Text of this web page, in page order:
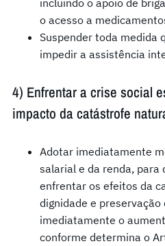
o acesso a
Suspender toda medida
impedir a assistência
4) Enfrentar a crise social
impacto da catástrofe
Adotar imediatamente
salarial e da renda, para
enfrentar os efeitos da
dignidade e
imediatamente o
conforme determina o